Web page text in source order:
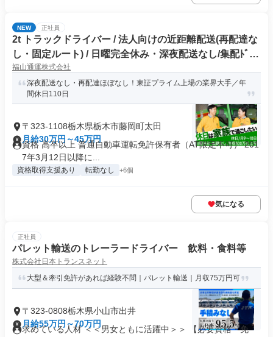
NEW 正社員
2t トラックドライバー / 法人向けの近距離配送(再配達な
し・固定ルート) / 日曜完全休み・深夜配送なし/集配ﾄﾞﾗｲ
ﾊﾞｰ2t(正社員)
福山通運株式会社
深夜配送なし・再配達ほぼなし！東証プライム上場の業界大手／年
間休日110日
〒323-1108栃木県栃木市藤岡町太田
月給30万円～45万円
資格 高卒以上 普通自動車運転免許保有者（AT限定不可） 201
7年3月12日以降に...
資格取得支援あり 転勤なし +6個
気になる
正社員
パレット輸送のトレーラードライバー 飲料・食料等
株式会社日本トランスネット
大型＆牽引免許があれば経験不問｜パレット輸送｜月収75万円可
〒323-0808栃木県小山市出井
月給55万円～70万円
求めている人材 ＜＜男女ともに活躍中＞＞ 【必要資格・免